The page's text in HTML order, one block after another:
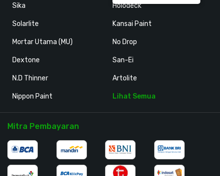
Sika
Solarlite
Mortar Utama (MU)
Dextone
N.D Thinner
Nippon Paint
Holodeck
Kansai Paint
No Drop
San-Ei
Artolite
Lihat Semua
Mitra Pembayaran